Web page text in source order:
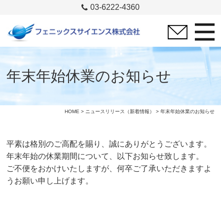
03-6222-4360
年末年始休業のお知らせ
HOME > ニュースリリース（新着情報） > 年末年始休業のお知らせ
平素は格別のご高配を賜り、誠にありがとうございます。
年末年始の休業期間について、以下お知らせ致します。
ご不便をおかけいたしますが、何卒ご了承いただきますよ
うお願い申し上げます。